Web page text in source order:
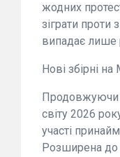
жодних
зіграти проти
випадає лише
Нові збірні на
Продовжуючи
світу 2026
участі
Розширена до